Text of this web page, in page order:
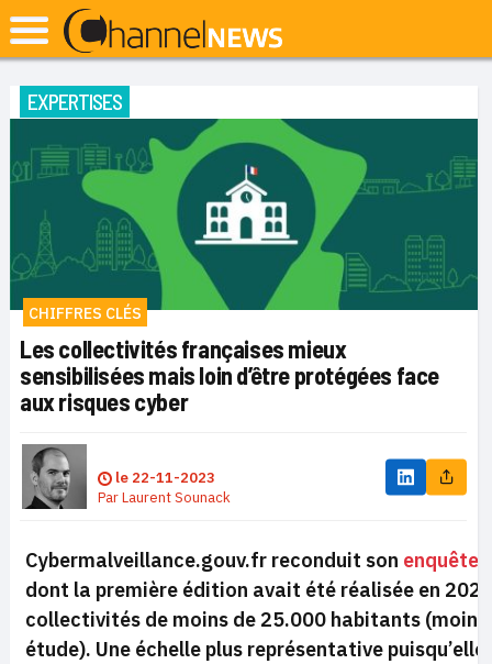
EXPERTISES
CHIFFRES CLÉS
Les collectivités françaises mieux
sensibilisées mais loin d’être protégées face
aux risques cyber
le 22-11-2023
ParLaurent Sounack
Cybermalveillance.gouv.fr reconduit son enquête
dont la première édition avait été réalisée en
collectivités de moins de 25.000 habitants
étude). Une échelle plus représentative